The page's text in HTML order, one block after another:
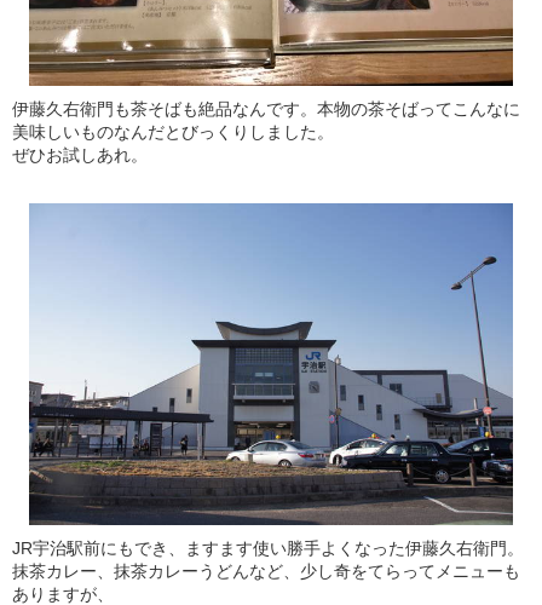
伊藤久右衛門も茶そばも絶品なんです。本物の茶そばってこんなに
美味しいものなんだとびっくりしました。
ぜひお試しあれ。
JR宇治駅前にもでき、ますます使い勝手よくなった伊藤久右衛門。
抹茶カレー、抹茶カレーうどんなど、少し奇をてらってメニューも
ありますが、